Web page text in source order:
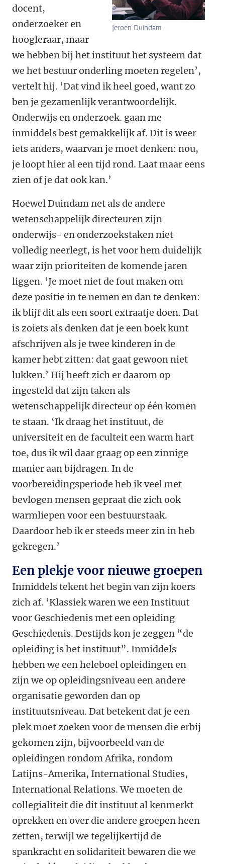
Jeroen Duindam
docent,
onderzoeker en
hoogleraar, maar
we hebben bij het instituut het systeem dat
we het bestuur onderling moeten regelen’,
vertelt hij. ‘Dat vind ik heel goed, want zo
ben je gezamenlijk verantwoordelijk.
Onderwijs en onderzoek. gaan me
inmiddels best gemakkelijk af. Dit is weer
iets anders, waarvan je moet denken: nou,
je loopt hier al een tijd rond. Laat maar eens
zien of je dat ook kan.’
Hoewel Duindam net als de andere
wetenschappelijk directeuren zijn
onderwijs- en onderzoekstaken niet
volledig neerlegt, is het voor hem duidelijk
waar zijn prioriteiten de komende jaren
liggen. ‘Je moet niet de fout maken om
deze positie in te nemen en dan te denken:
ik blijf dit als een soort extraatje doen. Dat
is zoiets als denken dat je een boek kunt
afschrijven als je twee kinderen in de
kamer hebt zitten: dat gaat gewoon niet
lukken.’ Hij heeft zich er daarom op
ingesteld dat zijn taken als
wetenschappelijk directeur op één komen
te staan. ‘Ik draag het instituut, de
universiteit en de faculteit een warm hart
toe, dus ik wil daar graag op een zinnige
manier aan bijdragen. In de
voorbereidingsperiode heb ik veel met
bevlogen mensen gepraat die zich ook
warmliepen voor een bestuurstaak.
Daardoor heb ik er steeds meer zin in heb
gekregen.’
Een plekje voor nieuwe groepen
Inmiddels tekent het begin van zijn koers
zich af. ‘Klassiek waren we een Instituut
voor Geschiedenis met een opleiding
Geschiedenis. Destijds kon je zeggen “de
opleiding is het instituut”. Inmiddels
hebben we een heleboel opleidingen en
zijn we op opleidingsniveau een andere
organisatie geworden dan op
instituutsniveau. Dat betekent dat je een
plek moet zoeken voor de mensen die erbij
gekomen zijn, bijvoorbeeld van de
opleidingen rondom Afrika, rondom
Latijns-Amerika, International Studies,
International Relations. We moeten de
collegialiteit die dit instituut al kenmerkt
oprekken en over die andere groepen heen
zetten, terwijl we tegelijkertijd de
spankracht en solidariteit bewaren die we